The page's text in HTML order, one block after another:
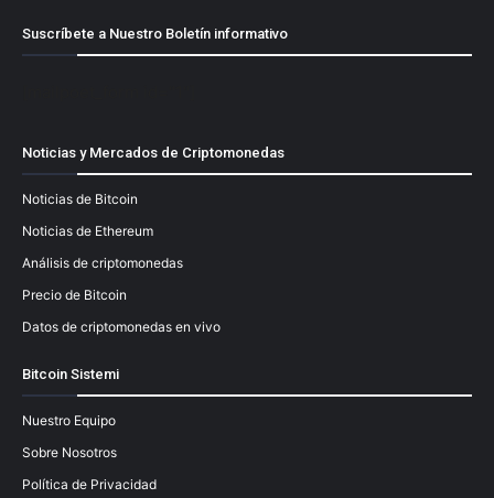
Suscríbete a Nuestro Boletín informativo
Noticias y Mercados de Criptomonedas
Noticias de Bitcoin
Noticias de Ethereum
Análisis de criptomonedas
Precio de Bitcoin
Datos de criptomonedas en vivo
Bitcoin Sistemi
Nuestro Equipo
Sobre Nosotros
Política de Privacidad